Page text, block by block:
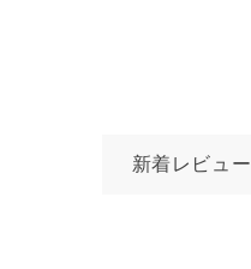
新着レビュー